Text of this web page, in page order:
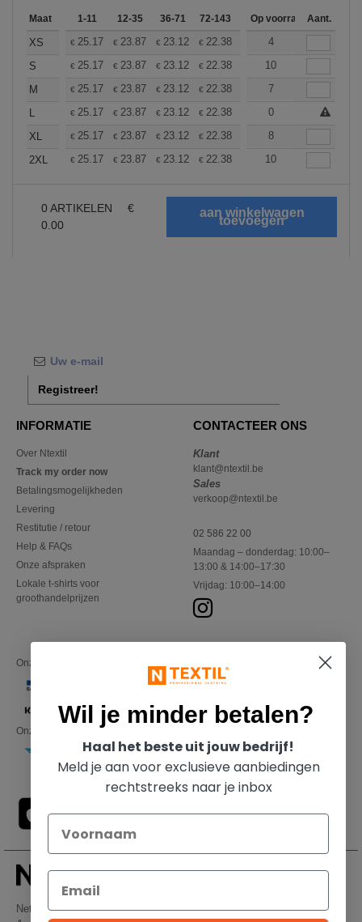
Maat 1-11 12-35 36-71 72-143 144-287 288 + Meer
Op voorraadAant.
XS € 25.17 € 23.87 € 23.12 € 22.38 21.25
4
S
€ 25.17 € 23.87 € 23.12 € 22.38 21.25
10
M
€ 25.17 € 23.87 € 23.12 € 22.38 21.25
7
L
€ 25.17 € 23.87 € 23.12 € 22.38 21.25
0
XL
€ 25.17 € 23.87 € 23.12 € 22.38 21.25
8
2XL
€ 25.17 € 23.87 € 23.12 € 22.38 21.25
10
0 ARTIKELEN
€
0.00
Registreer!
INFORMATIE
Over Ntextil
Track my order now
Betalingsmogelijkheden
Levering
Restitutie / retour
Help & FAQs
Onze afspraken
Lokale t-shirts voor
groothandelprijzen
CONTACTEER ONS
Klant
klant@ntextil.be
Sales
verkoop@ntextil.be
02 586 22 00
Maandag – donderdag: 10:00–
13:00 & 14:00–17:30
Vrijdag: 10:00–14:00
Onze financiële partners
Onze transporteurs
Netenders Belgium SRL
Wil je minder betalen?
Haal het beste uit jouw bedrijf!
Meld je aan voor exclusieve aanbiedingen
rechtstreeks naar je inbox